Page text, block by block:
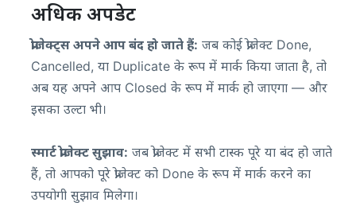
अधिक अपडेट
प्रोजेक्ट्स अपने आप बंद हो जाते हैं: जब कोई प्रोजेक्ट Done,
Cancelled, या Duplicate के रूप में मार्क किया जाता है, तो
अब यह अपने आप Closed के रूप में मार्क हो जाएगा — और
इसका उल्टा भी।
स्मार्ट प्रोजेक्ट सुझाव: जब प्रोजेक्ट में सभी टास्क पूरे या बंद हो जाते
हैं, तो आपको पूरे प्रोजेक्ट को Done के रूप में मार्क करने का
उपयोगी सुझाव मिलेगा।